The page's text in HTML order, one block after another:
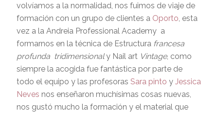
volvíamos a la normalidad, nos fuimos de viaje de
formación con un grupo de clientes a Oporto, esta
vez a la Andreia Professional Academy a
formarnos en la técnica de Estructura francesa
profunda tridimensionaly Nail art Vintage, como
siempre la acogida fue fantástica por parte de
todo el equipo y las profesoras Sara pinto y Jessica
Neves nos enseñaron muchísimas cosas nuevas,
nos gustó mucho la formación y el material que